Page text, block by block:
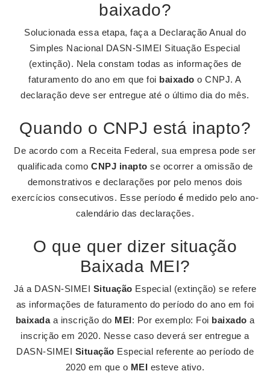
baixado?
Solucionada essa etapa, faça a Declaração Anual do
Simples Nacional DASN-SIMEI Situação Especial
(extinção). Nela constam todas as informações de
faturamento do ano em que foi baixado o CNPJ. A
declaração deve ser entregue até o último dia do mês.
Quando o CNPJ está inapto?
De acordo com a Receita Federal, sua empresa pode ser
qualificada como CNPJ inapto se ocorrer a omissão de
demonstrativos e declarações por pelo menos dois
exercícios consecutivos. Esse período é medido pelo ano-
calendário das declarações.
O que quer dizer situação
Baixada MEI?
Já a DASN-SIMEI Situação Especial (extinção) se refere
as informações de faturamento do período do ano em foi
baixadaa inscrição do MEI: Por exemplo: Foi baixado a
inscrição em 2020. Nesse caso deverá ser entregue a
DASN-SIMEI Situação Especial referente ao período de
2020 em que o MEI esteve ativo.